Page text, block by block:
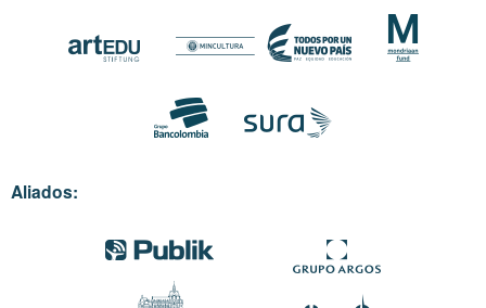
Aliados: